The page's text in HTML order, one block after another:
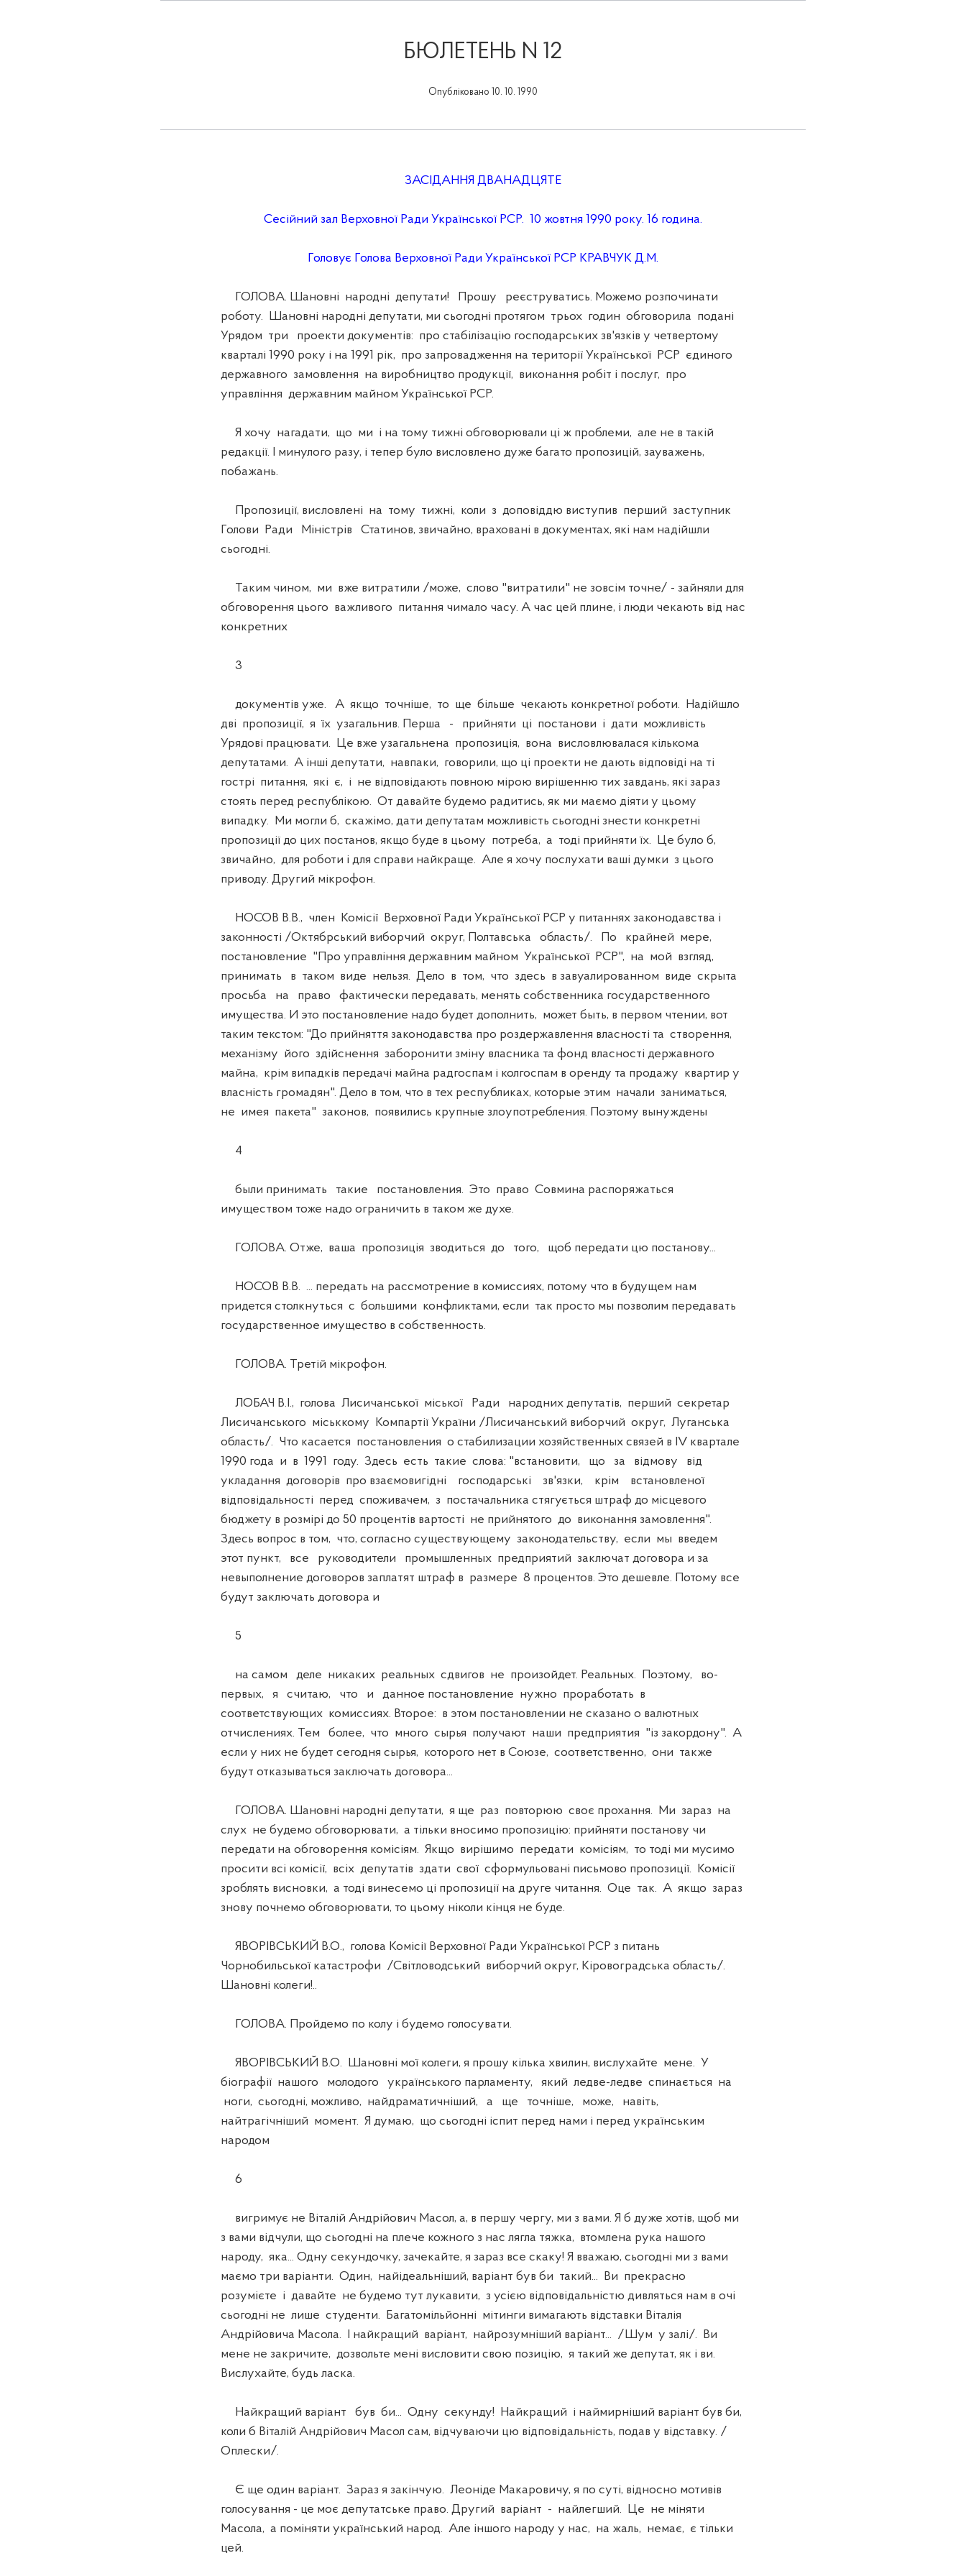
БЮЛЕТЕНЬ N 12
Опубліковано 10. 10. 1990
ЗАСІДАННЯ ДВАНАДЦЯТЕ
Сесійний зал Верховної Ради Української РСР. 10 жовтня 1990 року. 16 година.
Головує Голова Верховної Ради Української РСР КРАВЧУК Д.М.
ГОЛОВА. Шановні народні депутати! Прошу реєструватись. Можемо розпочинати
роботу. Шановні народні депутати, ми сьогодні протягом трьох годин обговорила подані
Урядом три проекти документів: про стабілізацію господарських зв'язків у четвертому
кварталі 1990 року і на 1991 рік, про запровадження на території Української РСР єдиного
державного замовлення на виробництво продукції, виконання робіт і послуг, про
управління державним майном Української РСР.
Я хочу нагадати, що ми і на тому тижні обговорювали ці ж проблеми, але не в такій
редакції. І минулого разу, і тепер було висловлено дуже багато пропозицій, зауважень,
побажань.
Пропозиції, висловлені на тому тижні, коли з доповіддю виступив перший заступник
Голови Ради Міністрів Статинов, звичайно, враховані в документах, які нам надійшли
сьогодні.
Таким чином, ми вже витратили /може, слово "витратили" не зовсім точне/ - зайняли для
обговорення цього важливого питання чимало часу. А час цей плине, і люди чекають від нас
конкретних
3
документів уже. А якщо точніше, то ще більше чекають конкретної роботи. Надійшло
дві пропозиції, я їх узагальнив. Перша - прийняти ці постанови і дати можливість
Урядові працювати. Це вже узагальнена пропозиція, вона висловлювалася кількома
депутатами. А інші депутати, навпаки, говорили, що ці проекти не дають відповіді на ті
гострі питання, які є, і не відповідають повною мірою вирішенню тих завдань, які зараз
стоять перед республікою. От давайте будемо радитись, як ми маємо діяти у цьому
випадку. Ми могли б, скажімо, дати депутатам можливість сьогодні знести конкретні
пропозиції до цих постанов, якщо буде в цьому потреба, а тоді прийняти їх. Це було б,
звичайно, для роботи і для справи найкраще. Але я хочу послухати ваші думки з цього
приводу. Другий мікрофон.
НОСОВ В.В., член Комісії Верховної Ради Української РСР у питаннях законодавства і
законності /Октябрський виборчий округ, Полтавська область/. По крайней мере,
постановление "Про управління державним майном Української РСР", на мой взгляд,
принимать в таком виде нельзя. Дело в том, что здесь в завуалированном виде скрыта
просьба на право фактически передавать, менять собственника государственного
имущества. И это постановление надо будет дополнить, может быть, в первом чтении, вот
таким текстом: "До прийняття законодавства про роздержавлення власності та створення,
механізму його здійснення заборонити зміну власника та фонд власності державного
майна, крім випадків передачі майна радгоспам і колгоспам в оренду та продажу квартир у
власність громадян". Дело в том, что в тех республиках, которые этим начали заниматься,
не имея пакета" законов, появились крупные злоупотребления. Поэтому вынуждены
4
были принимать такие постановления. Это право Совмина распоряжаться
имуществом тоже надо ограничить в таком же духе.
ГОЛОВА. Отже, ваша пропозиція зводиться до того, щоб передати цю постанову...
НОСОВ В.В. ... передать на рассмотрение в комиссиях, потому что в будущем нам
придется столкнуться с большими конфликтами, если так просто мы позволим передавать
государственное имущество в собственность.
ГОЛОВА. Третій мікрофон.
ЛОБАЧ В.І., голова Лисичанської міської Ради народних депутатів, перший секретар
Лисичанського міськкому Компартії України /Лисичанський виборчий округ, Луганська
область/. Что касается постановления о стабилизации хозяйственных связей в ІV квартале
1990 года и в 1991 году. Здесь есть такие слова: "встановити, що за відмову від
укладання договорів про взаємовигідні господарські зв'язки, крім встановленої
відповідальності перед споживачем, з постачальника стягується штраф до місцевого
бюджету в розмірі до 50 процентів вартості не прийнятого до виконання замовлення".
Здесь вопрос в том, что, согласно сущеcтвующему законодательству, если мы введем
этот пункт, все руководители промышленных предприятий заключат договора и за
невыполнение договоров заплатят штраф в размере 8 процентов. Это дешевле. Потому все
будут заключать договора и
5
на самом деле никаких реальных сдвигов не произойдет. Реальных. Поэтому, во-
первых, я считаю, что и данное постановление нужно проработать в
соответствующих комиссиях. Второе: в этом постановлении не сказано о валютных
отчислениях. Тем более, что много сырья получают наши предприятия "із закордону". А
если у них не будет сегодня сырья, которого нет в Союзе, соответственно, они также
будут отказываться заключать договора...
ГОЛОВА. Шановні народні депутати, я ще раз повторюю своє прохання. Ми зараз на
слух не будемо обговорювати, а тільки вносимо пропозицію: прийняти постанову чи
передати на обговорення комісіям. Якщо вирішимо передати комісіям, то тоді ми мусимо
просити всі комісії, всіх депутатів здати свої сформульовані письмово пропозиції. Комісії
зроблять висновки, а тоді винесемо ці пропозиції на друге читання. Оце так. А якщо зараз
знову почнемо обговорювати, то цьому ніколи кінця не буде.
ЯВОРІВСЬКИЙ В.О., голова Комісії Верховної Ради Української РСР з питань
Чорнобильської катастрофи /Світловодський виборчий округ, Кіровоградська область/.
Шановні колеги!..
ГОЛОВА. Пройдемо по колу і будемо голосувати.
ЯВОРІВСЬКИЙ В.О. Шановні мої колеги, я прошу кілька хвилин, вислухайте мене. У
біографії нашого молодого українського парламенту, який ледве-ледве спинається на
ноги, сьогодні, можливо, найдраматичніший, а ще точніше, може, навіть,
найтрагічніший момент. Я думаю, що сьогодні іспит перед нами і перед українським
народом
6
вигримує не Віталій Андрійович Масол, а, в першу чергу, ми з вами. Я б дуже хотів, щоб ми
з вами відчули, що сьогодні на плече кожного з нас лягла тяжка, втомлена рука нашого
народу, яка... Одну секундочку, зачекайте, я зараз все скаку! Я вважаю, сьогодні ми з вами
маємо три варіанти. Один, найідеальніший, варіант був би такий... Ви прекрасно
розумієте і давайте не будемо тут лукавити, з усією відповідальністю дивляться нам в очі
сьогодні не лише студенти. Багатомільйонні мітинги вимагають відставки Віталія
Андрійовича Масола. І найкращий варіант, найрозумніший варіант... /Шум у залі/. Ви
мене не закричите, дозвольте мені висловити свою позицію, я такий же депутат, як і ви.
Вислухайте, будь ласка.
Найкращий варіант був би... Одну секунду! Найкращий і наймирніший варіант був би,
коли б Віталій Андрійович Масол сам, відчуваючи цю відповідальність, подав у відставку. /
Оплески/.
Є ще один варіант. Зараз я закінчую. Леоніде Макаровичу, я по суті, відносно мотивів
голосування - це моє депутатське право. Другий варіант - найлегший. Це не міняти
Масола, а поміняти український народ. Але іншого народу у нас, на жаль, немає, є тільки
цей.